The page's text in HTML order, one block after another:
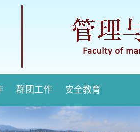
群团工作 安全教育